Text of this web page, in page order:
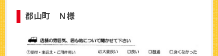
郡山町 Ｎ様